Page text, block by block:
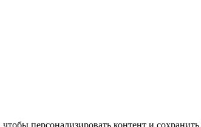
персонализировать контент и